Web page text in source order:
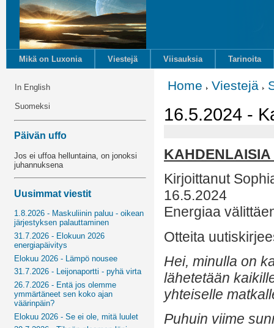
Mikä on Luxonia Viestejä Viisauksia Tarinoita
In English
Suomeksi
Päivän uffo
Jos ei uffoa helluntaina, on jonoksi
juhannuksena
Uusimmat viestit
1.8.2026 - Maskuliinin paluu - oikean
järjestyksen palauttaminen
31.7.2026 - Elokuun 2026
energiapäivitys
Elokuu 2026 - Lämpö nousee
31.7.2026 - Leijonaportti - pyhä virta
26.7.2026 - Entä jos olemme
ymmärtäneet sen koko ajan
väärinpäin?
Elokuu 2026 - Se ei ole, mitä luulet
Home Viestejä
16.5.2024 -
KAHDENLAISIA
Kirjoittanut
16.5.2024
Energiaa
Otteita
Hei, minulla on
lähetetään
yhteiselle
Puhuin viime